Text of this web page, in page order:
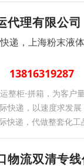
代理有限公司
递，上海粉末液
13816319287
快递，以速度求发
快递，代做整套化
物流双清专